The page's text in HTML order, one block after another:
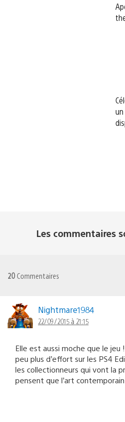
Les commentaires
20 Commentaires
Nightmare1984
22/09/2015 à 21:15
Elle est aussi moche que le
peu plus d’effort sur les PS4
les collectionneurs qui vont la
pensent que l’art contemporain